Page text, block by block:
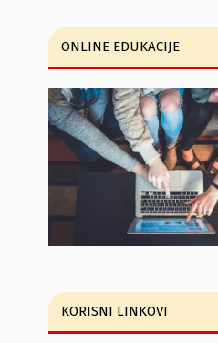
ONLINE EDUKACIJE
KORISNI LINKOVI